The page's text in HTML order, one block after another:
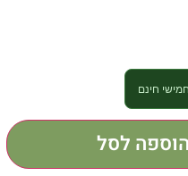
הוספה לסל